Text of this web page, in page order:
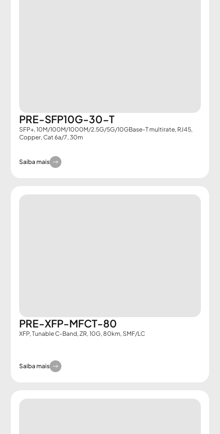
PRE-SFP10G-30-T
SFP+, 10M/100M/1000M/2.5G/5G/10GBase-T multirate, RJ45,
Copper, Cat 6a/7, 30m
Saiba mais
PRE-XFP-MFCT-80
XFP, Tunable C-Band, ZR, 10G, 80km, SMF/LC
Saiba mais